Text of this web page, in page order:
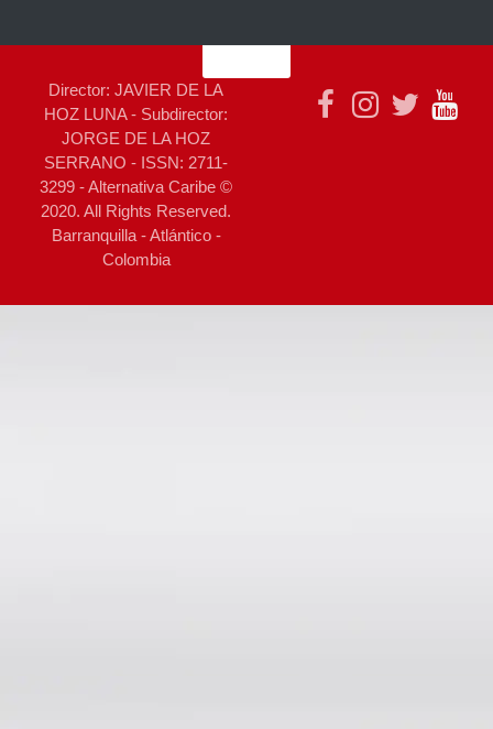
Director: JAVIER DE LA
HOZ LUNA - Subdirector:
JORGE DE LA HOZ
SERRANO - ISSN: 2711-
3299 - Alternativa Caribe ©
2020. All Rights Reserved.
Barranquilla - Atlántico -
Colombia